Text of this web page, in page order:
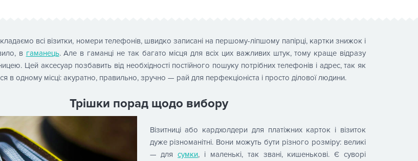
всі візитки, номери телефонів, швидко записані на першому-ліпшому папірці, картки знижок і
в гаманець. Але в гаманці не так багато місця для всіх цих важливих штук, тому краще відразу
Цей аксесуар позбавить від необхідності постійного пошуку потрібних телефонів і адрес, так як
в одному місці: акуратно, правильно, зручно — рай для перфекціоніста і просто ділової людини.
Трішки порад щодо вибору
Візитниці або кардхолдери для платіжних карток і візиток
дуже різноманітні. Вони можуть бути різного розміру: великі
— длясумки, і маленькі, так звані, кишенькові. Є суворі